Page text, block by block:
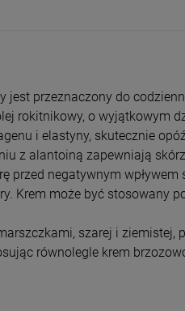
jest przeznaczony do
rokitnikowy, o wyjątkowym
i elastyny, skutecznie
z alantoiną zapewniają
przed negatywnym
Krem może być stosowany
szarej i
równolegle krem